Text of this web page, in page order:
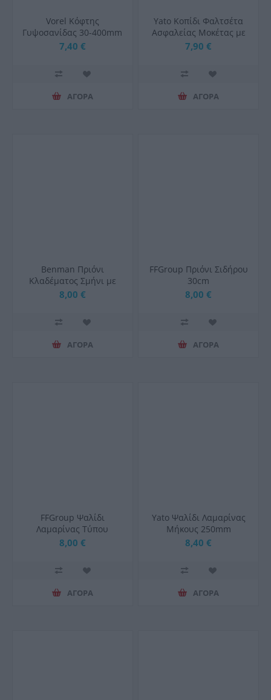
Vorel Κόφτης
Γυψοσανίδας 30-400mm
03990
7,40 €
ΑΓΟΡΑ
Yato Κοπίδι Φαλτσέτα
Ασφαλείας Μοκέτας με
Μεταλλικό Σώμα
7,90 €
ΑΓΟΡΑ
Benman Πριόνι
Κλαδέματος Σμήνι με
Διπλό Δόντι 30cm KJ S-
8,00 €
ΑΓΟΡΑ
FFGroup Πριόνι Σιδήρου
30cm
8,00 €
ΑΓΟΡΑ
FFGroup Ψαλίδι
Λαμαρίνας Τύπου
Αμερικής
8,00 €
ΑΓΟΡΑ
Yato Ψαλίδι Λαμαρίνας
Μήκους 250mm
Αριστερό
8,40 €
ΑΓΟΡΑ